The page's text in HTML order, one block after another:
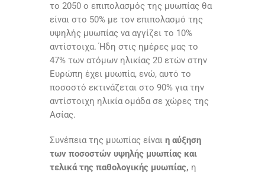
το 2050 ο επιπολασμός της μυωπίας θα
είναι στο 50% με τον επιπολασμό της
υψηλής μυωπίας να αγγίζει το 10%
αντίστοιχα. Ήδη στις ημέρες μας το
47% των ατόμων ηλικίας 20 ετών στην
Ευρώπη έχει μυωπία, ενώ, αυτό το
ποσοστό εκτινάζεται στο 90% για την
αντίστοιχη ηλικία ομάδα σε χώρες της
Ασίας.
Συνέπεια της μυωπίας είναι η αύξηση
των ποσοστών υψηλής μυωπίας και
τελικά της παθολογικής μυωπίας, η